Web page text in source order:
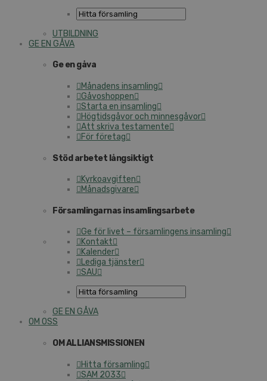
UTBILDNING
GE EN GÅVA
Ge en gåva
Månadens insamling
Gåvoshoppen
Starta en insamling
Högtidsgåvor och minnesgåvor
Att skriva testamente
För företag
Stöd arbetet långsiktigt
Kyrkoavgiften
Månadsgivare
Församlingarnas insamlingsarbete
Ge för livet – församlingens insamling
Kontakt
Kalender
Lediga tjänster
SAU
GE EN GÅVA
OM OSS
OM ALLIANSMISSIONEN
Hitta församling
SAM 2033